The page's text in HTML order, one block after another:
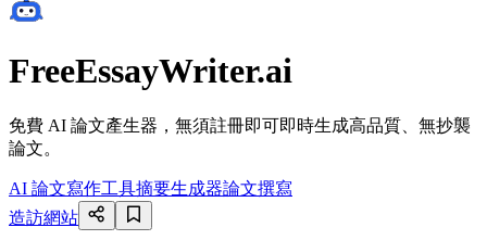
FreeEssayWriter.ai
免費 AI 論文產生器，無須註冊即可即時生成高品質、無抄襲
論文。
AI 論文寫作工具摘要生成器論文撰寫
造訪網站